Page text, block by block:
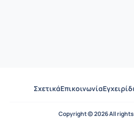
ΣχετικάΕπικοινωνία
Copyright © 2026 All